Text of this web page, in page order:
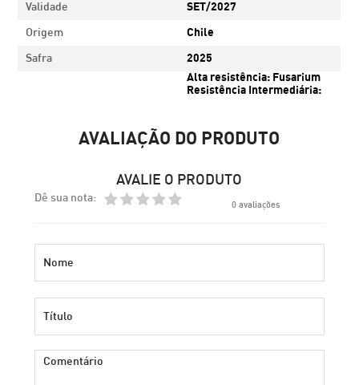
Validade SET/2027
Origem Chile
Safra 2025
Alta resistência: Fusarium
Resistência Intermediária:
naturalmente. Não possui
tratamento químico. DAT -
Bejo Zaden BV
Sortimento
AVALIAÇÃO DO PRODUTO
AVALIE O PRODUTO
0 avaliações
Dê sua nota: